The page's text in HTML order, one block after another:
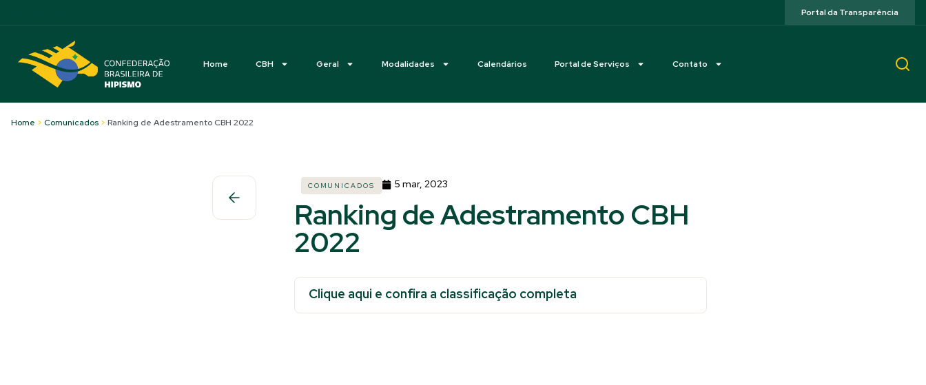
Portal da Transparência
Home CBH Geral Modalidades Calendários Portal de Serviços Contato
Home > Comunicados > Ranking de Adestramento CBH 2022
COMUNICADOS 5 mar, 2023
Ranking de Adestramento CBH
2022
Clique aqui e confira a classificação completa